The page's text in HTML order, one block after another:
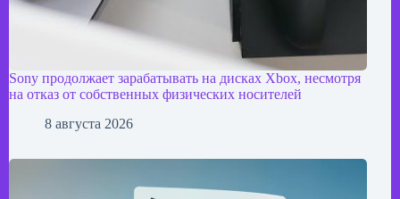
Sony продолжает зарабатывать на дисках Xbox, несмотря
на отказ от собственных физических носителей
8 августа 2026